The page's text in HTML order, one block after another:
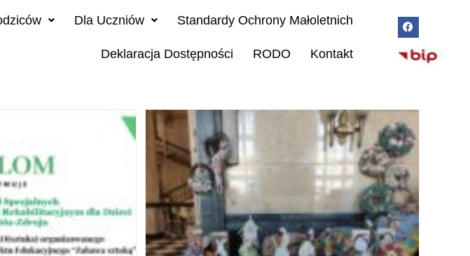
Dla Uczniów Standardy Ochrony Małoletnich
Deklaracja Dostępności RODO Kontakt